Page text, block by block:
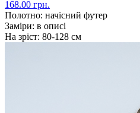
168.00 грн.
Полотно: начісний футер
Заміри: в описі
На зріст: 80-128 см